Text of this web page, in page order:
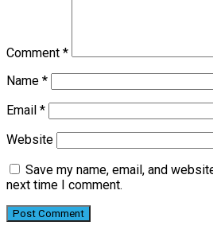
Comment *
Name *
Email *
Website
Save my name, email, and
next time I comment.